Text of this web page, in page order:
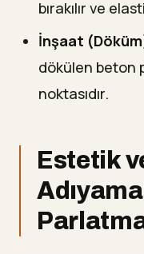
bırakılır ve
İnşaat
dökülen beton
noktasıdır.
Estetik